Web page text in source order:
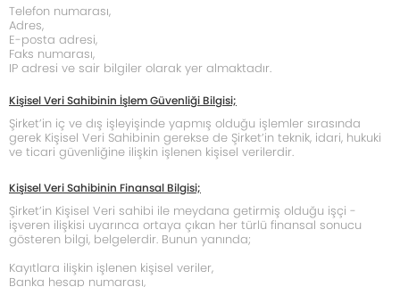
Telefon numarası,
Adres,
E-posta adresi,
Faks numarası,
IP adresi ve sair bilgiler olarak yer almaktadır.
Kişisel Veri Sahibinin İşlem Güvenliği Bilgisi;
Şirket’in iç ve dış işleyişinde yapmış olduğu işlemler sırasında
gerek Kişisel Veri Sahibinin gerekse de Şirket’in teknik, idari, hukuki
ve ticari güvenliğine ilişkin işlenen kişisel verilerdir.
Kişisel Veri Sahibinin Finansal Bilgisi;
Şirket’in Kişisel Veri sahibi ile meydana getirmiş olduğu işçi -
işveren ilişkisi uyarınca ortaya çıkan her türlü finansal sonucu
gösteren bilgi, belgelerdir. Bunun yanında;
Kayıtlara ilişkin işlenen kişisel veriler,
Banka hesap numarası,